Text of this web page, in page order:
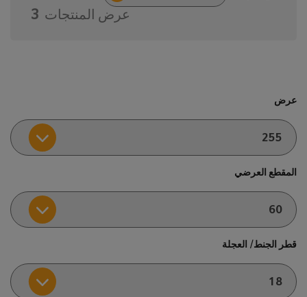
عرض المنتجات 3
عرض
المقطع العرضي
قطر الجنط/ العجلة